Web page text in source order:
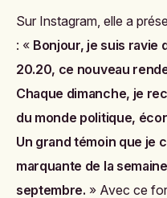
Sur Instagram, elle a
: « Bonjour, je suis ravie
20.20, ce nouveau
Chaque dimanche, je
du monde politique,
Un grand témoin que je
marquante de la
septembre. » Avec ce